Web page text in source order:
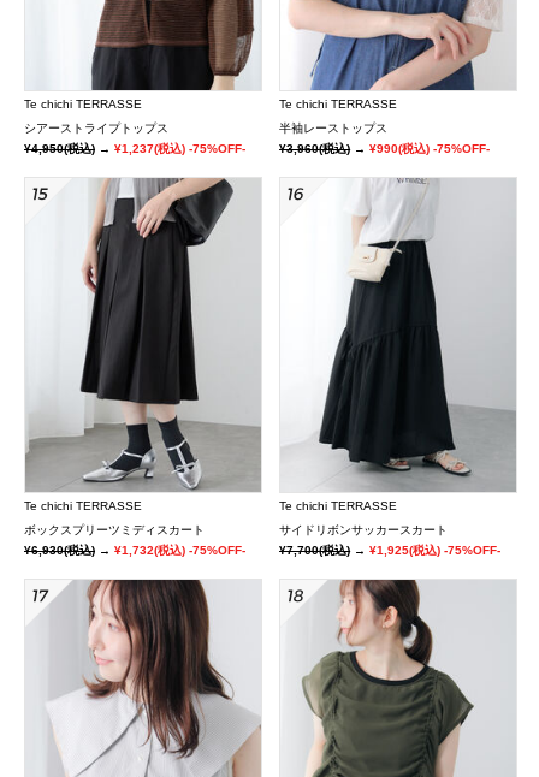
Te chichi TERRASSE
シアーストライプトップス
¥4,950(税込) → ¥1,237(税込) -75%OFF-
Te chichi TERRASSE
半袖レーストップス
¥3,960(税込)→¥990(税込) -75%OFF-
Te chichi TERRASSE
ボックスプリーツミディスカート
¥6,930(税込) → ¥1,732(税込) -75%OFF-
Te chichi TERRASSE
サイドリボンサッカースカート
¥7,700(税込)→¥1,925(税込) -75%OFF-